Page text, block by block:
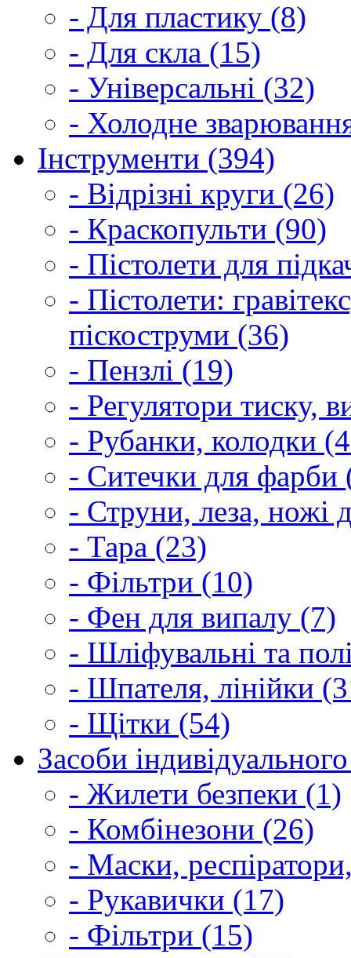
- Для пластику (8)
- Для скла (15)
- Універсальні (32)
- Холодне
Інструменти (394)
- Відрізні круги (26)
- Краскопульти (90)
- Пістолети для
- Пістолети:
піскоструми (36)
- Пензлі (19)
- Регулятори тиску,
- Рубанки, колодки
- Ситечки для фарби
- Струни, леза, ножі
- Тара (23)
- Фільтри (10)
- Фен для випалу (7)
- Шліфувальні та
- Шпателя, лінійки
- Щітки (54)
Засоби
- Жилети безпеки (1)
- Комбінезони (26)
- Маски,
- Рукавички (17)
- Фільтри (15)